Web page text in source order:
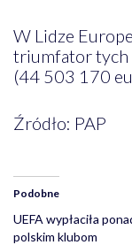
W Lidze
triumfator tych
(44 503 170
Źródło: PAP
Podobne
UEFA wypłaciła
polskim klubom